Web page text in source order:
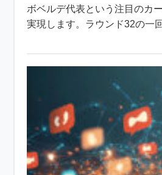
ボベルデ代表という注目のカ
実現します。ラウンド32の一